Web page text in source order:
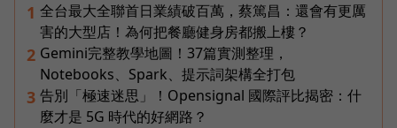
1 全台最大全聯首日業績破百萬，蔡篤昌：還會有更厲
害的大型店！為何把餐廳健身房都搬上樓？
2 Gemini完整教學地圖！37篇實測整理，
Notebooks、Spark、提示詞架構全打包
3 告別「極速迷思」！Opensignal 國際評比揭密：什
麼才是 5G 時代的好網路？